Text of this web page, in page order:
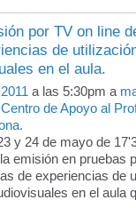
por TV on line
de
en el aula.
a las 5:30pm a
Centro de Apoyo al
y 24 de mayo de
emisión en pruebas
de experiencias de
en el aula